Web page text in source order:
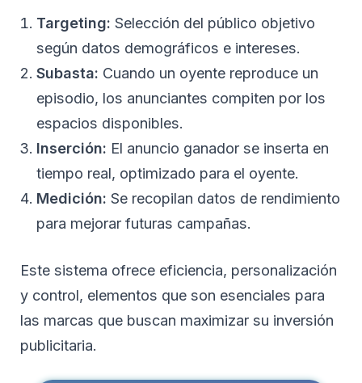
Targeting: Selección del público objetivo
según datos demográficos e intereses.
Subasta: Cuando un oyente reproduce un
episodio, los anunciantes compiten por los
espacios disponibles.
Inserción: El anuncio ganador se inserta en
tiempo real, optimizado para el oyente.
Medición: Se recopilan datos de rendimiento
para mejorar futuras campañas.
Este sistema ofrece eficiencia, personalización
y control, elementos que son esenciales para
las marcas que buscan maximizar su inversión
publicitaria.